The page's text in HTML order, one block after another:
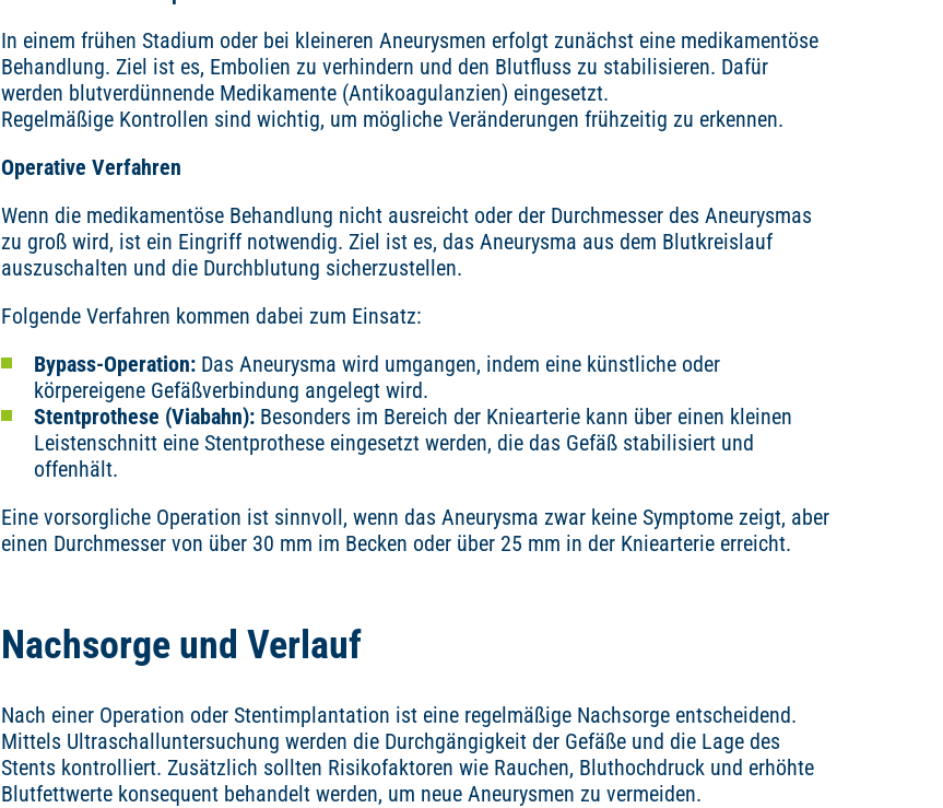
In einem frühen Stadium oder bei kleineren Aneurysmen erfolgt zunächst eine medikamentöse
Behandlung. Ziel ist es, Embolien zu verhindern und den Blutfluss zu stabilisieren. Dafür
werden blutverdünnende Medikamente (Antikoagulanzien) eingesetzt.
Regelmäßige Kontrollen sind wichtig, um mögliche Veränderungen frühzeitig zu erkennen.
Operative Verfahren
Wenn die medikamentöse Behandlung nicht ausreicht oder der Durchmesser des Aneurysmas
zu groß wird, ist ein Eingriff notwendig. Ziel ist es, das Aneurysma aus dem Blutkreislauf
auszuschalten und die Durchblutung sicherzustellen.
Folgende Verfahren kommen dabei zum Einsatz:
Bypass-Operation: Das Aneurysma wird umgangen, indem eine künstliche oder
körpereigene Gefäßverbindung angelegt wird.
Stentprothese (Viabahn): Besonders im Bereich der Kniearterie kann über einen kleinen
Leistenschnitt eine Stentprothese eingesetzt werden, die das Gefäß stabilisiert und
offenhält.
Eine vorsorgliche Operation ist sinnvoll, wenn das Aneurysma zwar keine Symptome zeigt, aber
einen Durchmesser von über 30 mm im Becken oder über 25 mm in der Kniearterie erreicht.
Nachsorge und Verlauf
Nach einer Operation oder Stentimplantation ist eine regelmäßige Nachsorge entscheidend.
Mittels Ultraschalluntersuchung werden die Durchgängigkeit der Gefäße und die Lage des
Stents kontrolliert. Zusätzlich sollten Risikofaktoren wie Rauchen, Bluthochdruck und erhöhte
Blutfettwerte konsequent behandelt werden, um neue Aneurysmen zu vermeiden.